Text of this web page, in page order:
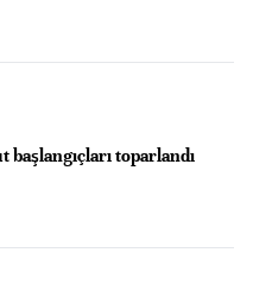
başlangıçları toparlandı